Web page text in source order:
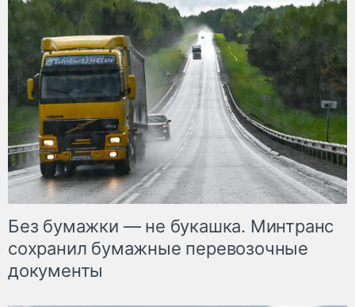
Без бумажки — не букашка. Минтранс
сохранил бумажные перевозочные
документы